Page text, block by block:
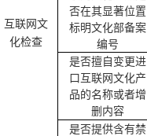
互联网文
化检查
否在其显著位置
标明文化部备案
编号
是否擅自变更进
口互联网文化产
品的名称或者增
删内容
是否提供含有禁